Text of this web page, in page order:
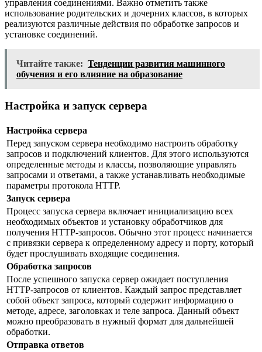
управления соединениями. Важно отметить также
использование родительских и дочерних классов, в которых
реализуются различные действия по обработке запросов и
установке соединений.
Читайте также: Тенденции развития машинного
обучения и его влияние на образование
Настройка и запуск сервера
Настройка сервера
Перед запуском сервера необходимо настроить обработку
запросов и подключений клиентов. Для этого используются
определенные методы и классы, позволяющие управлять
запросами и ответами, а также устанавливать необходимые
параметры протокола HTTP.
Запуск сервера
Процесс запуска сервера включает инициализацию всех
необходимых объектов и установку обработчиков для
получения HTTP-запросов. Обычно этот процесс начинается
с привязки сервера к определенному адресу и порту, который
будет прослушивать входящие соединения.
Обработка запросов
После успешного запуска сервер ожидает поступления
HTTP-запросов от клиентов. Каждый запрос представляет
собой объект запроса, который содержит информацию о
методе, адресе, заголовках и теле запроса. Данный объект
можно преобразовать в нужный формат для дальнейшей
обработки.
Отправка ответов